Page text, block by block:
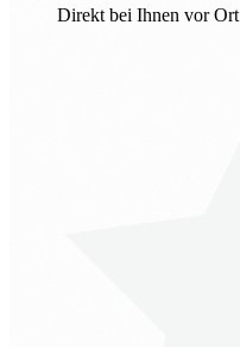
Direkt bei Ihnen vor Ort